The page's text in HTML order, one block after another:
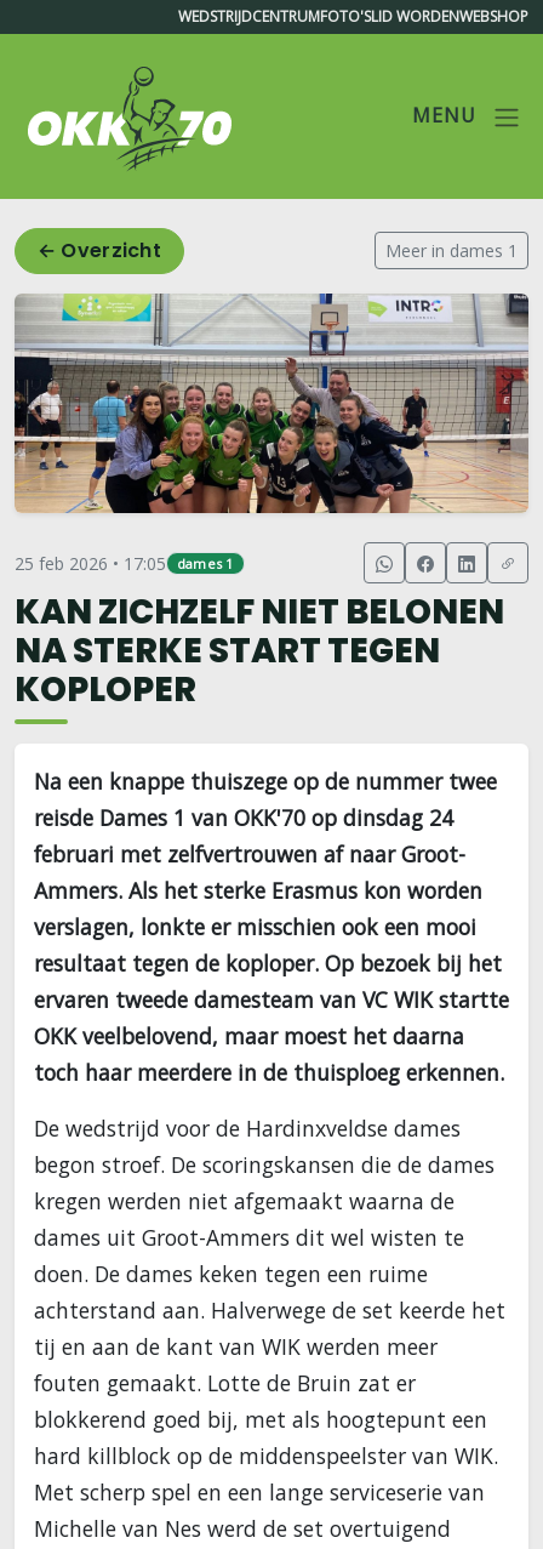
WEDSTRIJDCENTRUMFOTO'SLID WORDENWEBSHOP
OKK'70
MENU
← Overzicht Meer in dames 1
25 feb 2026 • 17:05 dames 1
KAN ZICHZELF NIET BELONEN
NA STERKE START TEGEN
KOPLOPER
Na een knappe thuiszege op de nummer twee
reisde Dames 1 van OKK'70 op dinsdag 24
februari met zelfvertrouwen af naar Groot-
Ammers. Als het sterke Erasmus kon worden
verslagen, lonkte er misschien ook een mooi
resultaat tegen de koploper. Op bezoek bij het
ervaren tweede damesteam van VC WIK startte
OKK veelbelovend, maar moest het daarna
toch haar meerdere in de thuisploeg erkennen.
De wedstrijd voor de Hardinxveldse dames
begon stroef. De scoringskansen die de dames
kregen werden niet afgemaakt waarna de
dames uit Groot-Ammers dit wel wisten te
doen. De dames keken tegen een ruime
achterstand aan. Halverwege de set keerde het
tij en aan de kant van WIK werden meer
fouten gemaakt. Lotte de Bruin zat er
blokkerend goed bij, met als hoogtepunt een
hard killblock op de middenspeelster van WIK.
Met scherp spel en een lange serviceserie van
Michelle van Nes werd de set overtuigend